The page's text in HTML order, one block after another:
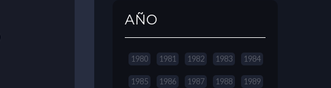
AÑO
1980 1981 1982 1983 1984
1985 1986 1987 1988 1989